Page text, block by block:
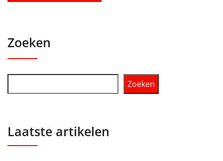
Zoeken
Zoeken
Laatste artikelen